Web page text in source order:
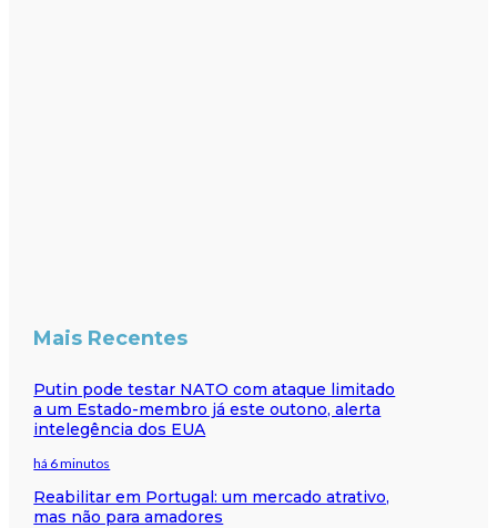
Mais Recentes
Putin pode testar NATO com ataque limitado
a um Estado-membro já este outono, alerta
intelegência dos EUA
há 6 minutos
Reabilitar em Portugal: um mercado atrativo,
mas não para amadores